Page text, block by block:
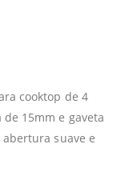
cooktop de 4
15mm e gaveta
suave e